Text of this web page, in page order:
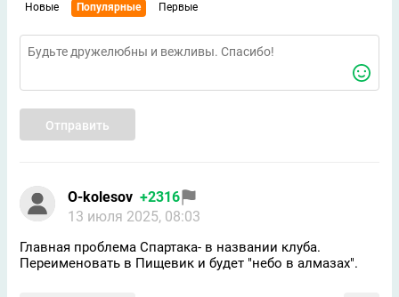
Новые Популярные Первые
Отправить
O-kolesov +2316
13 июля 2025, 08:03
Главная проблема Спартака- в названии клуба.
Переименовать в Пищевик и будет "небо в алмазах".